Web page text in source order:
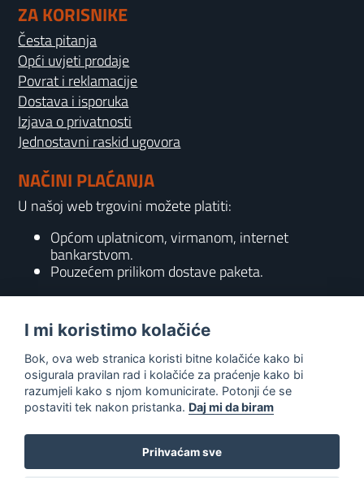
ZA KORISNIKE
Česta pitanja
Opći uvjeti prodaje
Povrat i reklamacije
Dostava i isporuka
Izjava o privatnosti
Jednostavni raskid ugovora
NAČINI PLAĆANJA
U našoj web trgovini možete platiti:
Općom uplatnicom, virmanom, internet
bankarstvom.
Pouzećem prilikom dostave paketa.
KONTAKT
info@gaming-shop-vranovic.hr
0
I mi koristimo kolačiće
Bok, ova web stranica koristi bitne kolačiće kako bi
osigurala pravilan rad i kolačiće za praćenje kako bi
razumjeli kako s njom komunicirate. Potonji će se
postaviti tek nakon pristanka. Daj mi da biram
Prihvaćam sve